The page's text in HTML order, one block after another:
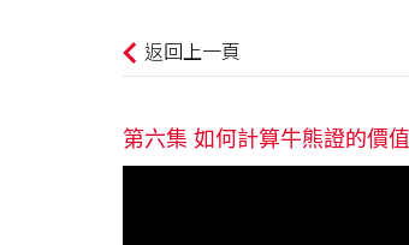
返回上一頁
第六集 如何計算牛熊證的價